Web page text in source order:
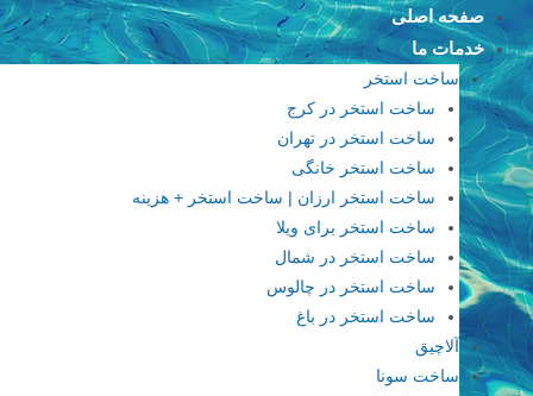
رفتن
به
محتوا
صفحه اصلی
خدمات ما
ساخت استخر
ساخت استخر در کرج
ساخت استخر در تهران
ساخت استخر خانگی
ساخت استخر ارزان | ساخت استخر + هزینه
ساخت استخر برای ویلا
ساخت استخر در شمال
ساخت استخر در چالوس
ساخت استخر در باغ
آلاچیق
ساخت سونا